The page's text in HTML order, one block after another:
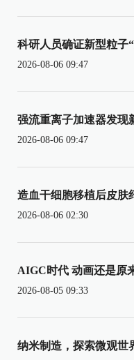
科研人员确证新型粒子
2026-08-06 09:47
强流重离子加速器发现
2026-08-06 09:47
造血干细胞移植后皮肤
2026-08-06 02:30
AIGC时代 动画还是原
2026-08-05 09:33
纳米制造，探索微观世